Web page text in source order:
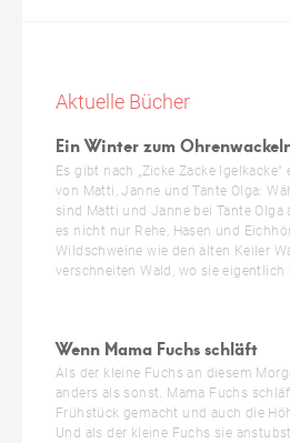
Aktuelle Bücher
Ein Winter zum
Es gibt nach „Zicke Zacke
von Matti, Janne und Tante Olga:
sind Matti und Janne bei Tante Olga
es nicht nur Rehe, Hasen und
Wildschweine wie den alten Keiler
verschneiten Wald, wo sie eigentlich
Wenn Mama Fuchs schläft
Als der kleine Fuchs an diesem
anders als sonst. Mama Fuchs
Frühstück gemacht und auch die
Und als der kleine Fuchs sie